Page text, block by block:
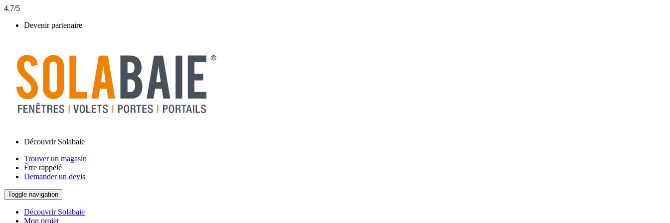
4.7/5
Devenir partenaire
Découvrir Solabaie
Trouver un magasin
Être rappelé
Demander un devis
Toggle navigation
Découvrir Solabaie
Mon projet